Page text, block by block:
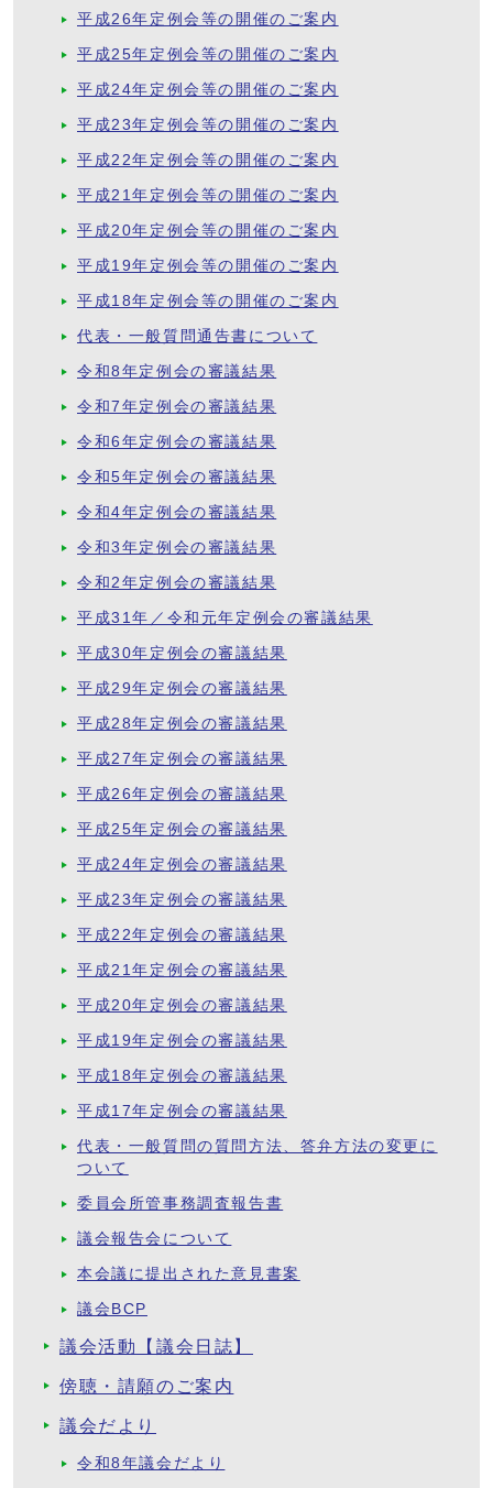
平成26年定例会等の開催のご案内
平成25年定例会等の開催のご案内
平成24年定例会等の開催のご案内
平成23年定例会等の開催のご案内
平成22年定例会等の開催のご案内
平成21年定例会等の開催のご案内
平成20年定例会等の開催のご案内
平成19年定例会等の開催のご案内
平成18年定例会等の開催のご案内
代表・一般質問通告書について
令和8年定例会の審議結果
令和7年定例会の審議結果
令和6年定例会の審議結果
令和5年定例会の審議結果
令和4年定例会の審議結果
令和3年定例会の審議結果
令和2年定例会の審議結果
平成31年／令和元年定例会の審議結果
平成30年定例会の審議結果
平成29年定例会の審議結果
平成28年定例会の審議結果
平成27年定例会の審議結果
平成26年定例会の審議結果
平成25年定例会の審議結果
平成24年定例会の審議結果
平成23年定例会の審議結果
平成22年定例会の審議結果
平成21年定例会の審議結果
平成20年定例会の審議結果
平成19年定例会の審議結果
平成18年定例会の審議結果
平成17年定例会の審議結果
代表・一般質問の質問方法、答弁方法の変更に
ついて
委員会所管事務調査報告書
議会報告会について
本会議に提出された意見書案
議会BCP
議会活動【議会日誌】
傍聴・請願のご案内
議会だより
令和8年議会だより